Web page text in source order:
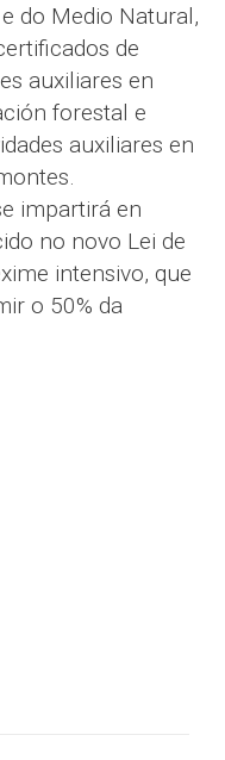
do Medio Natural,
de
auxiliares en
forestal e
auxiliares en
impartirá en
no novo Lei de
intensivo, que
o 50% da